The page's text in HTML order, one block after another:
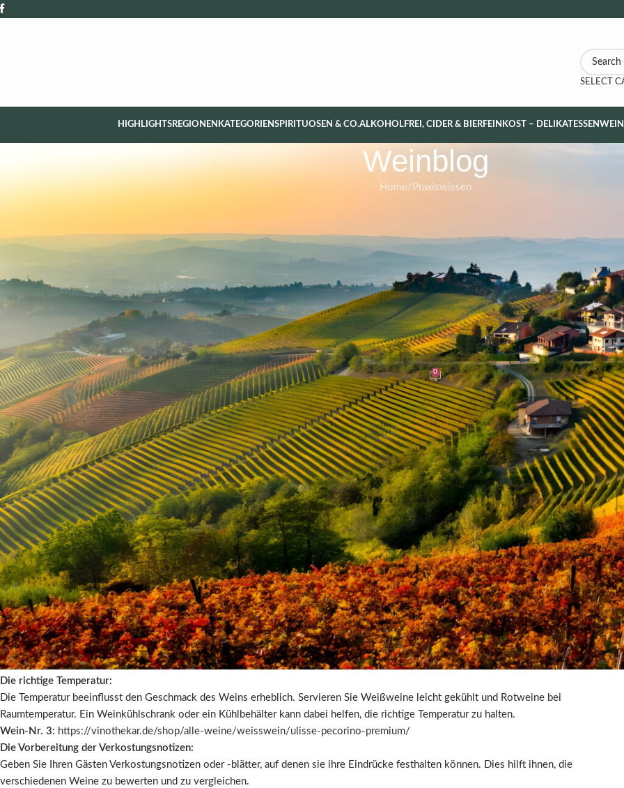
SELECT
HIGHLIGHTSREGIONEN KATEGORIENSPIRITUOSEN & CO.ALKOHOLFREI, CIDER & BIERFEINKOST – DELIKATESSEN
Weinblog
Home Praxiswissen
PRAXISWISSEN
Die Kunst des Genießens: Tipps für eine „Perfekte Weinprobe“
Posted by Werner ZeiserOn 20. September 2023
0
Eine Weinprobe ist nicht nur eine Gelegenheit, verschiedene Weinsorten zu kosten, sondern auch eine Möglichkeit, die Nuancen und
Aromen des Weins zu entdecken und zu schätzen. Ob Sie ein erfahrener Sommelier oder ein Neuling in der Welt des Weins sind, das
Abhalten einer perfekten Weinprobe kann eine unvergessliche Erfahrung sein. Hier sind einige Tipps, wie Sie eine Weinprobe in
Perfektion organisieren können:
Die Auswahl der Weine:
Eine erfolgreiche Weinprobe beginnt mit einer sorgfältigen Auswahl der Weine. Variieren Sie die Weinstile, Regionen und Traubensorten,
um eine breite Palette von Geschmacksrichtungen anzubieten. Bieten Sie sowohl Rot- als auch Weißweine an, sowie vielleicht auch eine
Auswahl an Rosé- oder Schaumweinen. Idealerweise sollten Sie 4-6 Weine für eine Weinprobe auswählen.
Wein-Nr. 1: https://vinothekar.de/shop/alle-weine/weisswein/roero-arneis-camestri-docg/
Das richtige Zubehör:
Stellen Sie sicher, dass Sie über die richtigen Weinzubehörteile verfügen, darunter Weingläser, Karaffen, Korkenzieher und Spucknäpfe.
Jedes Weinglas sollte sauber und ohne Rückstände sein, um die Weinverkostung zu optimieren.
Wein-Nr. 2: https://vinothekar.de/shop/alle-weine/weisswein/ulisse-pecorino-terre-di-chieti-igp/
Die richtige Temperatur:
Die Temperatur beeinflusst den Geschmack des Weins erheblich. Servieren Sie Weißweine leicht gekühlt und Rotweine bei
Raumtemperatur. Ein Weinkühlschrank oder ein Kühlbehälter kann dabei helfen, die richtige Temperatur zu halten.
Wein-Nr. 3: https://vinothekar.de/shop/alle-weine/weisswein/ulisse-pecorino-premium/
Die Vorbereitung der Verkostungsnotizen:
Geben Sie Ihren Gästen Verkostungsnotizen oder -blätter, auf denen sie ihre Eindrücke festhalten können. Dies hilft ihnen, die
verschiedenen Weine zu bewerten und zu vergleichen.